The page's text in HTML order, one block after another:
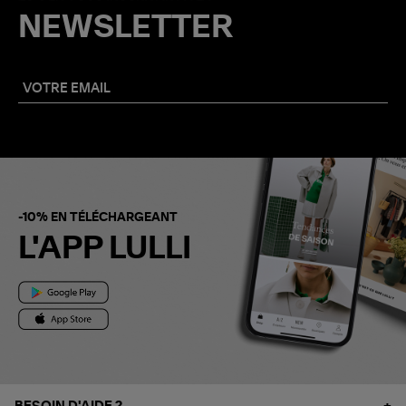
NEWSLETTER
-10% EN TÉLÉCHARGEANT
L'APP LULLI